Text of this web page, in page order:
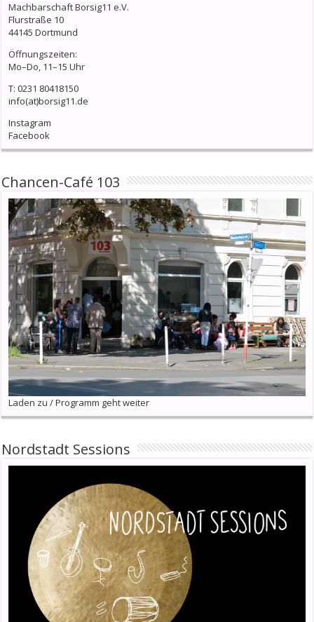
Machbarschaft Borsig11 e.V.
Flurstraße 10
44145 Dortmund
Öffnungszeiten:
Mo–Do, 11–15 Uhr
T: 0231 80418150
info(at)borsig11.de
Instagram
Facebook
Chancen-Café 103
Laden zu / Programm geht weiter
Nordstadt Sessions